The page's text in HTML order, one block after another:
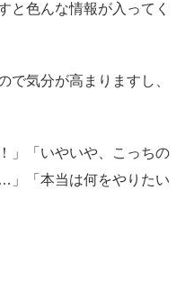
と色んな情報が入ってく
で気分が高まりますし、
」「いやいや、こっちの
」「本当は何をやりたい